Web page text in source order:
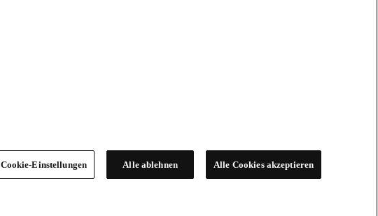
Cookie-Einstellungen Alle ablehnen Alle Cookies akzeptieren